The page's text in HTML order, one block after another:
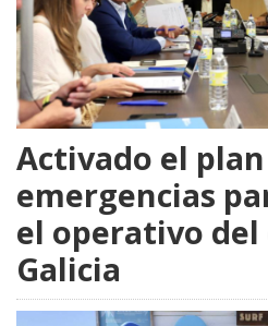
Activado el
emergencias
el operativo del
Galicia